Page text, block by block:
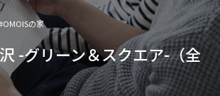
の家
-グリーン＆スクエア-（全